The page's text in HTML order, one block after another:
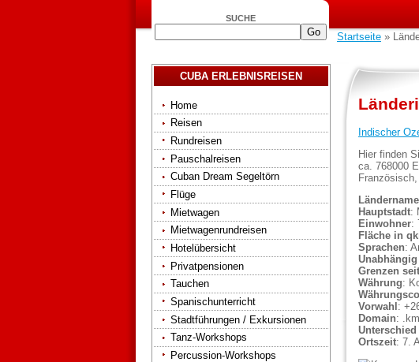
SUCHE
Startseite »
CUBA ERLEBNISREISEN
Home
Reisen
Rundreisen
Pauschalreisen
Cuban Dream Segeltörn
Flüge
Mietwagen
Mietwagenrundreisen
Hotelübersicht
Privatpensionen
Tauchen
Spanischunterricht
Stadtführungen / Exkursionen
Tanz-Workshops
Percussion-Workshops
Indischer
Hier finden
ca. 768000
Ländername
Hauptstadt:
Einwohner:
Fläche in
Sprachen:
Grenzen seit
Währung:
Vorwahl :
Domain: .km
Unterschied
Ortszeit: 7.